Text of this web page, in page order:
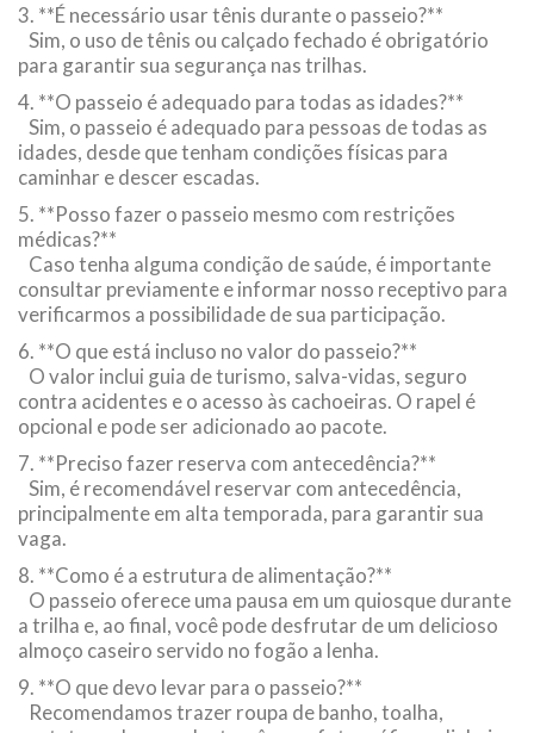
3. **É necessário usar tênis durante o passeio?**
Sim, o uso de tênis ou calçado fechado é obrigatório
para garantir sua segurança nas trilhas.
4. **O passeio é adequado para todas as idades?**
Sim, o passeio é adequado para pessoas de todas as
idades, desde que tenham condições físicas para
caminhar e descer escadas.
5. **Posso fazer o passeio mesmo com restrições
médicas?**
Caso tenha alguma condição de saúde, é importante
consultar previamente e informar nosso receptivo para
verificarmos a possibilidade de sua participação.
6. **O que está incluso no valor do passeio?**
O valor inclui guia de turismo, salva-vidas, seguro
contra acidentes e o acesso às cachoeiras. O rapel é
opcional e pode ser adicionado ao pacote.
7. **Preciso fazer reserva com antecedência?**
Sim, é recomendável reservar com antecedência,
principalmente em alta temporada, para garantir sua
vaga.
8. **Como é a estrutura de alimentação?**
O passeio oferece uma pausa em um quiosque durante
a trilha e, ao final, você pode desfrutar de um delicioso
almoço caseiro servido no fogão a lenha.
9. **O que devo levar para o passeio?**
Recomendamos trazer roupa de banho, toalha,